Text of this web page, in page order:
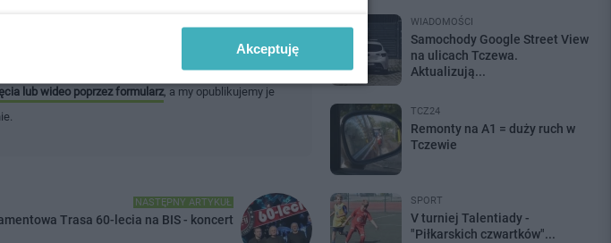
które miało miejsce w Twojej okolicy, czy po prostu
lub wideo poprzez formularz, a my opublikujemy je
NASTĘPNY ARTYKUŁ
Trasa 60-lecia na BIS - koncert
WIADOMOŚCI
Samochody Google Street View
na ulicach Tczewa.
Aktualizują...
TCZ24
Remonty na A1 = duży ruch w
Tczewie
SPORT
V turniej Talentiady -
"Piłkarskich czwartków"...
Akceptuję